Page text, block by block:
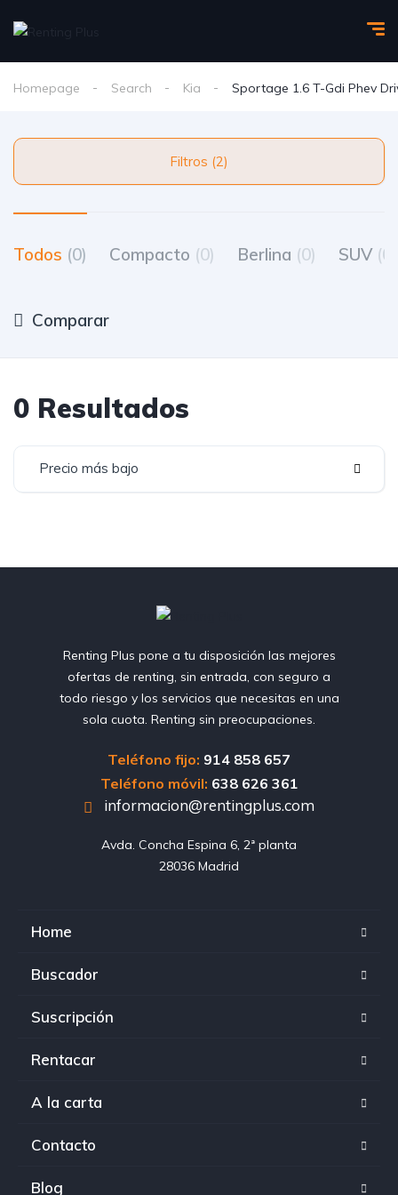
Homepage Search Kia Sportage 1.6 T-Gdi Phev
Filtros (2)
Todos (0) Compacto (0) Berlina (0) SUV (0)
Comparar
0 Resultados
Precio más bajo
Renting Plus pone a tu disposición las mejores
ofertas de renting, sin entrada, con seguro a
todo riesgo y los servicios que necesitas en una
sola cuota. Renting sin preocupaciones.
Teléfono fijo: 914 858 657
Teléfono móvil: 638 626 361
informacion@rentingplus.com
Avda. Concha Espina 6, 2ª planta
28036 Madrid
Home
Buscador
Suscripción
Rentacar
A la carta
Contacto
Blog